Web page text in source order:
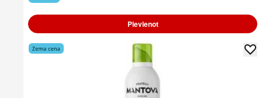
Pievienot